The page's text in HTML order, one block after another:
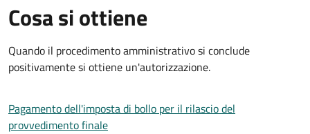
Cosa si ottiene
Quando il procedimento amministrativo si conclude
positivamente si ottiene un'autorizzazione.
Pagamento dell'imposta di bollo per il rilascio del
provvedimento finale